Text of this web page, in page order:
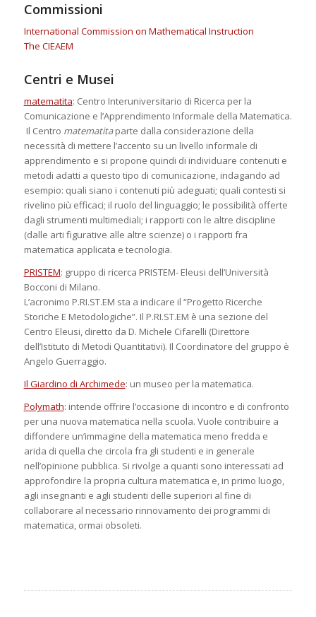
Commissioni
International Commission on Mathematical Instruction
The CIEAEM
Centri e Musei
matematita: Centro Interuniversitario di Ricerca per la
Comunicazione e l’Apprendimento Informale della Matematica.
Il Centro matematitaparte dalla considerazione della
necessità di mettere l’accento su un livello informale di
apprendimento e si propone quindi di individuare contenuti e
metodi adatti a questo tipo di comunicazione, indagando ad
esempio: quali siano i contenuti più adeguati; quali contesti si
rivelino più efficaci; il ruolo del linguaggio; le possibilità offerte
dagli strumenti multimediali; i rapporti con le altre discipline
(dalle arti figurative alle altre scienze) o i rapporti fra
matematica applicata e tecnologia.
PRISTEM: gruppo di ricerca PRISTEM- Eleusi dell’Università
Bocconi di Milano.
L’acronimo P.RI.ST.EM sta a indicare il “Progetto Ricerche
Storiche E Metodologiche”. Il P.RI.ST.EM è una sezione del
Centro Eleusi, diretto da D. Michele Cifarelli (Direttore
dell’Istituto di Metodi Quantitativi). Il Coordinatore del gruppo è
Angelo Guerraggio.
Il Giardino di Archimede: un museo per la matematica.
Polymath: intende offrire l’occasione di incontro e di confronto
per una nuova matematica nella scuola. Vuole contribuire a
diffondere un’immagine della matematica meno fredda e
arida di quella che circola fra gli studenti e in generale
nell’opinione pubblica. Si rivolge a quanti sono interessati ad
approfondire la propria cultura matematica e, in primo luogo,
agli insegnanti e agli studenti delle superiori al fine di
collaborare al necessario rinnovamento dei programmi di
matematica, ormai obsoleti.